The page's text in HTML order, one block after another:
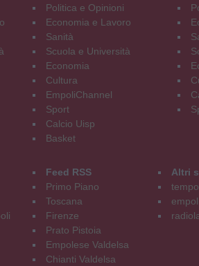
Politica e Opinioni
Economia e Lavoro
Sanità
Scuola e Università
Economia
Cultura
EmpoliChannel
Sport
Calcio Uisp
Basket
Feed RSS
Primo Piano
Toscana
Firenze
Prato Pistoia
Empolese Valdelsa
Chianti Valdelsa
Altri